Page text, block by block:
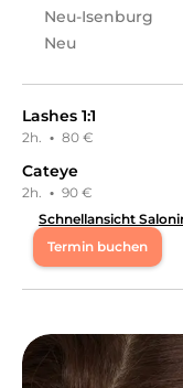
Leistungen
Neu-Isenburg
Neu
Lashes 1:1
2h. · 80 €
Cateye
2h. · 90 €
Schnellansicht
Termin buchen
Mo 09:00 - 18:00
Di 09:00 - 18:00